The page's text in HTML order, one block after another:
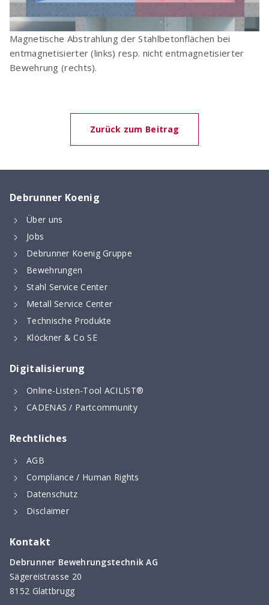
Magnetische Abstrahlung der Stahlbetonflächen bei
entmagnetisierter (links) resp. nicht entmagnetisierter
Bewehrung (rechts).
Zurück zum Beitrag
Debrunner Koenig
Über uns
Jobs
Debrunner Koenig Gruppe
Bewehrungen
Stahl Service Center
Metall Service Center
Technische Produkte
Klöckner & Co SE
Digitalisierung
Online-Listen-Tool ACILIST®
CADENAS / Partcommunity
Rechtliches
AGB
Compliance / Human Rights
Datenschutz
Disclaimer
Kontakt
Debrunner Bewehrungstechnik AG
Sägereistrasse 20
8152 Glattbrugg